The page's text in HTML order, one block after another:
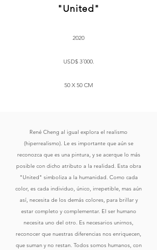
"United"
2020
USD$ 3´000.
50 X 50 CM
René Cheng al igual explora el realismo
(hiperrealismo). Le es importante que aún se
reconozca que es una pintura, y se acerque lo más
posible con dicho atributo a la realidad. Esta obra
"United" simboliza a la humanidad. Como cada
color, es cada individuo, único, irrepetible, mas aún
así, necesita de los demás colores, para brillar y
estar completo y complementar. El ser humano
necesita uno del otro. Es necesarios unirnos,
reconocer que nuestras diferencias nos enriquecen,
que suman y no restan. Todos somos humanos, con